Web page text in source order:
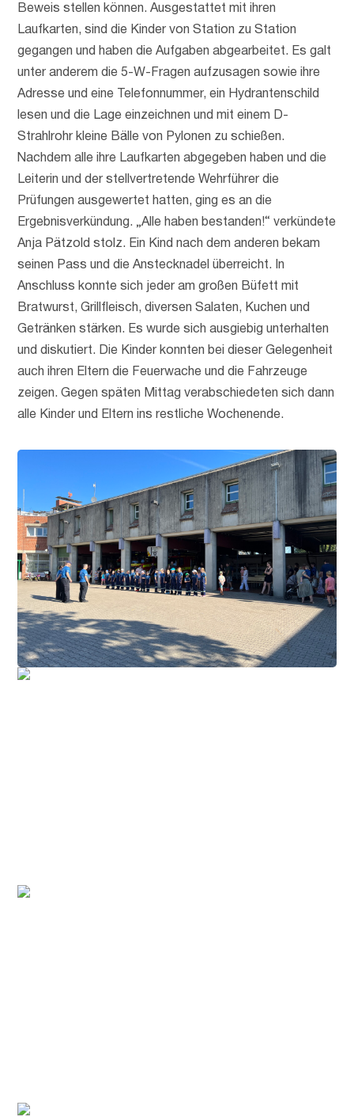
Beweis stellen können. Ausgestattet mit ihren
Laufkarten, sind die Kinder von Station zu Station
gegangen und haben die Aufgaben abgearbeitet. Es galt
unter anderem die 5-W-Fragen aufzusagen sowie ihre
Adresse und eine Telefonnummer, ein Hydrantenschild
lesen und die Lage einzeichnen und mit einem D-
Strahlrohr kleine Bälle von Pylonen zu schießen.
Nachdem alle ihre Laufkarten abgegeben haben und die
Leiterin und der stellvertretende Wehrführer die
Prüfungen ausgewertet hatten, ging es an die
Ergebnisverkündung. „Alle haben bestanden!“ verkündete
Anja Pätzold stolz. Ein Kind nach dem anderen bekam
seinen Pass und die Anstecknadel überreicht. In
Anschluss konnte sich jeder am großen Büfett mit
Bratwurst, Grillfleisch, diversen Salaten, Kuchen und
Getränken stärken. Es wurde sich ausgiebig unterhalten
und diskutiert. Die Kinder konnten bei dieser Gelegenheit
auch ihren Eltern die Feuerwache und die Fahrzeuge
zeigen. Gegen späten Mittag verabschiedeten sich dann
alle Kinder und Eltern ins restliche Wochenende.